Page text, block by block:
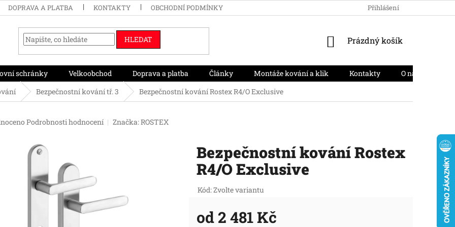
DOPRAVA A PLATBA KONTAKTY OBCHODNÍ PODMÍNKY PODMÍNKY OCHRANY OSOBNÍCH
Přihlášení
HLEDAT
NÁKUPNÍ
Prázdný košík
schránky Velkoobchod Doprava a platba Články Montáže kování a klik Kontakty O nás
Bezpečnostní kování tř. 3 Bezpečnostní kování Rostex R4/O Exclusive
Podrobnosti hodnocení Značka:ROSTEX
Bezpečnostní kování Rostex
R4/O Exclusive
Kód:Zvolte variantu
od 2 481 Kč